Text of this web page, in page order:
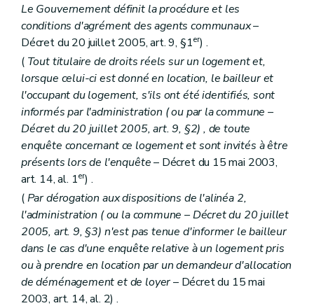
Le Gouvernement définit la procédure et les
conditions d'agrément des agents communaux–
Décret du 20 juillet 2005, art. 9, §1er) .
( Tout titulaire de droits réels sur un logement et,
lorsque celui-ci est donné en location, le bailleur et
l'occupant du logement, s'ils ont été identifiés, sont
informés par l'administration (ou par la commune –
Décret du 20 juillet 2005, art. 9, §2) , de toute
enquête concernant ce logement et sont invités à être
présents lors de l'enquête– Décret du 15 mai 2003,
art. 14, al. 1er) .
(Par dérogation aux dispositions de l'alinéa 2,
l'administration (ou la commune – Décret du 20 juillet
2005, art. 9, §3) n'est pas tenue d'informer le bailleur
dans le cas d'une enquête relative à un logement pris
ou à prendre en location par un demandeur d'allocation
de déménagement et de loyer– Décret du 15 mai
2003, art. 14, al. 2) .